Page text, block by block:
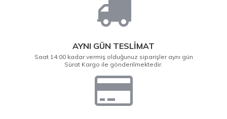
AYNI GÜN TESLİMAT
Saat 14:00 kadar vermiş olduğunuz siparişler aynı gün
Sürat Kargo ile gönderilmektedir.